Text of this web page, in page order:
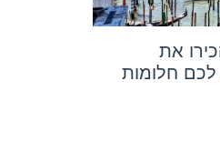
את
חלומות